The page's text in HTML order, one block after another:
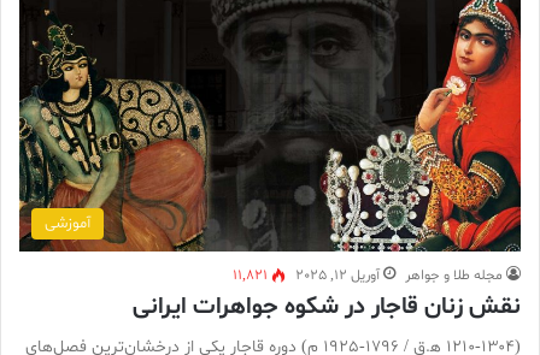
آموزشی
مجله طلا و جواهر آوریل 12, 2025 11,821
نقش زنان قاجار در شکوه جواهرات ایرانی
(۱۲۱۰-۱۳۰۴ ه‍.ق / ۱۷۹۶-۱۹۲۵ م) دوره قاجار یکی از درخشان‌ترین فصل‌های